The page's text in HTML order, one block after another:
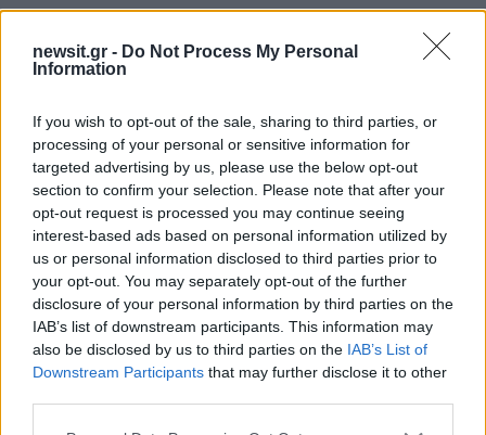
newsit.gr - Do Not Process My Personal
Information
If you wish to opt-out of the sale, sharing to third parties, or
processing of your personal or sensitive information for
targeted advertising by us, please use the below opt-out
section to confirm your selection. Please note that after your
opt-out request is processed you may continue seeing
interest-based ads based on personal information utilized by
us or personal information disclosed to third parties prior to
your opt-out. You may separately opt-out of the further
disclosure of your personal information by third parties on the
IAB’s list of downstream participants. This information may
also be disclosed by us to third parties on the IAB’s List of
Downstream Participants that may further disclose it to other
Προανάκριση κάνει το Β’ Λιμενικό Τμήμα Ίσθμιας
του Λιμεναρχείου Κορίνθου, ενώ παραγγέλθηκε
Ιατροδικαστική Υπηρεσία.
ΔΙΑΦΗΜΙΣΗ